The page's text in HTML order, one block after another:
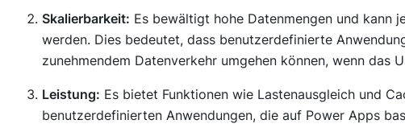
Skalierbarkeit: Es bewältigt hohe Datenmengen und kann
werden. Dies bedeutet, dass benutzerdefinierte
zunehmendem Datenverkehr umgehen können, wenn das
Leistung: Es bietet Funktionen wie Lastenausgleich und
benutzerdefinierten Anwendungen, die auf Power Apps